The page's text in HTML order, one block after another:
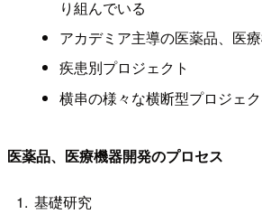
り組んでいる
アカデミア主導の医薬品、医
疾患別プロジェクト
横串の様々な横断型プロジェク
医薬品、医療機器開発のプロセス
基礎研究